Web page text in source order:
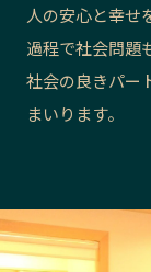
神奈川エリア
富山エリア
福井エリア
長野エリア
京都エリア
北摂エリア
人の安心と幸せ
過程で社会問題
社会の良きパー
まいります。